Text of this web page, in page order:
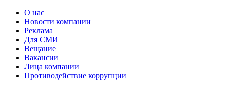
О нас
Новости компании
Реклама
Для СМИ
Вещание
Вакансии
Лица компании
Противодействие коррупции